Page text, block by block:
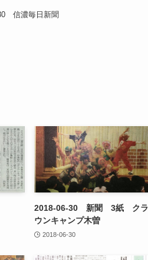
信濃毎日新聞
2018-06-30 新聞 3紙 クラ
ウンキャンプ木曽
2018-06-30